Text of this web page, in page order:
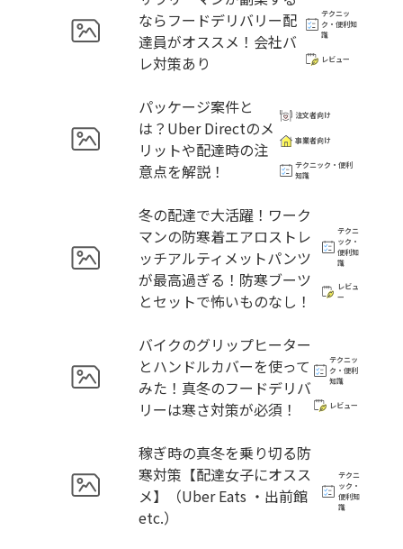
ならフードデリバリー配
達員がオススメ！会社バ
レ対策あり
テクニッ
ク・便利知
識
レビュー
パッケージ案件と
は？Uber Directのメ
リットや配達時の注
意点を解説！
注文者向け
事業者向け
テクニック・便利
知識
冬の配達で大活躍！ワーク
マンの防寒着エアロストレ
ッチアルティメットパンツ
が最高過ぎる！防寒ブーツ
とセットで怖いものなし！
テクニ
ック・
便利知
識
レビュ
ー
バイクのグリップヒーター
とハンドルカバーを使って
みた！真冬のフードデリバ
リーは寒さ対策が必須！
テクニッ
ク・便利
知識
レビュー
稼ぎ時の真冬を乗り切る防
寒対策【配達女子にオスス
メ】（Uber Eats ・出前館
etc.）
テクニ
ック・
便利知
識